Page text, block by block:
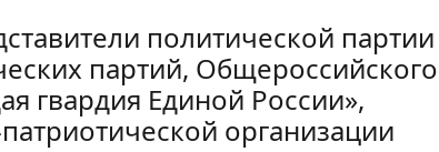
политической партии
партий, Общероссийского
гвардия Единой России»,
организации